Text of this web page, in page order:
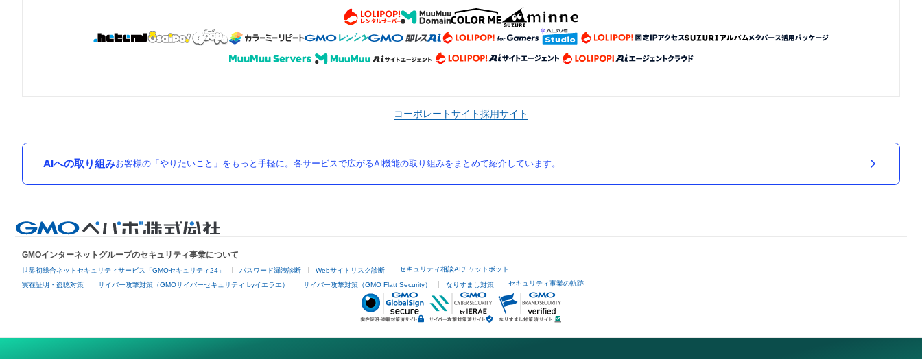
コーポレートサイト採用サイト
AIへの取り組みお客様の「やりたいこと」をもっと手軽に。各サービスで広がるAI機能の取り組みをまとめて紹介しています。
GMOインターネットグループのセキュリティ事業について
世界初総合ネットセキュリティサービス「GMOセキュリティ24」 パスワード漏洩診断 Webサイトリスク診断 セキュリティ相談AIチャットボット
実在証明・盗聴対策 サイバー攻撃対策（GMOサイバーセキュリティ byイエラエ） サイバー攻撃対策（GMO Flatt Security） なりすまし対策 セキュリティ事業の軌跡